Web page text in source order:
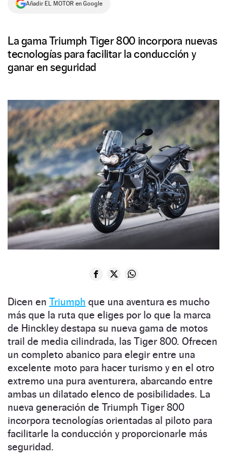
SÍGUENOS
Añadir EL MOTOR en Google
La gama Triumph Tiger 800 incorpora nuevas
tecnologías para facilitar la conducción y
ganar en seguridad
Dicen en Triumph que una aventura es mucho
más que la ruta que eliges por lo que la marca
de Hinckley destapa su nueva gama de motos
trail de media cilindrada, las Tiger 800. Ofrecen
un completo abanico para elegir entre una
excelente moto para hacer turismo y en el otro
extremo una pura aventurera, abarcando entre
ambas un dilatado elenco de posibilidades. La
nueva generación de Triumph Tiger 800
incorpora tecnologías orientadas al piloto para
facilitarle la conducción y proporcionarle más
seguridad.